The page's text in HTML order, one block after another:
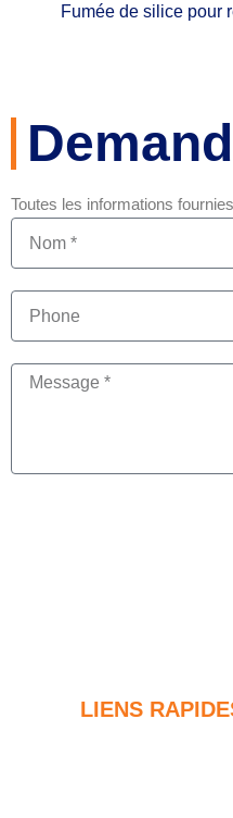
Fumée de silice pour
Toutes les informations
LIENS